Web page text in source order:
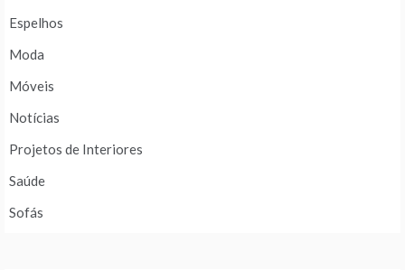
Espelhos
Moda
Móveis
Notícias
Projetos de Interiores
Saúde
Sofás